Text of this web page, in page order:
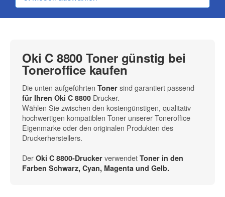
Oki C 8800 Toner günstig bei
Toneroffice kaufen
Die unten aufgeführten Toner sind garantiert passend
für Ihren Oki C 8800 Drucker.
Wählen Sie zwischen den kostengünstigen, qualitativ
hochwertigen kompatiblen Toner unserer Toneroffice
Eigenmarke oder den originalen Produkten des
Druckerherstellers.
Der Oki C 8800-Drucker verwendet Toner in den
Farben Schwarz, Cyan, Magenta und Gelb.